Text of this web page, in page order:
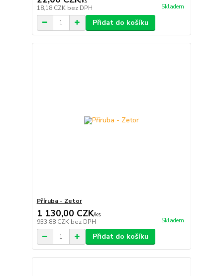
18,18 CZK bez DPH Skladem
Přidat do košíku
Příruba - Zetor
1 130,00 CZK/ks
933,88 CZK bez DPH Skladem
Přidat do košíku